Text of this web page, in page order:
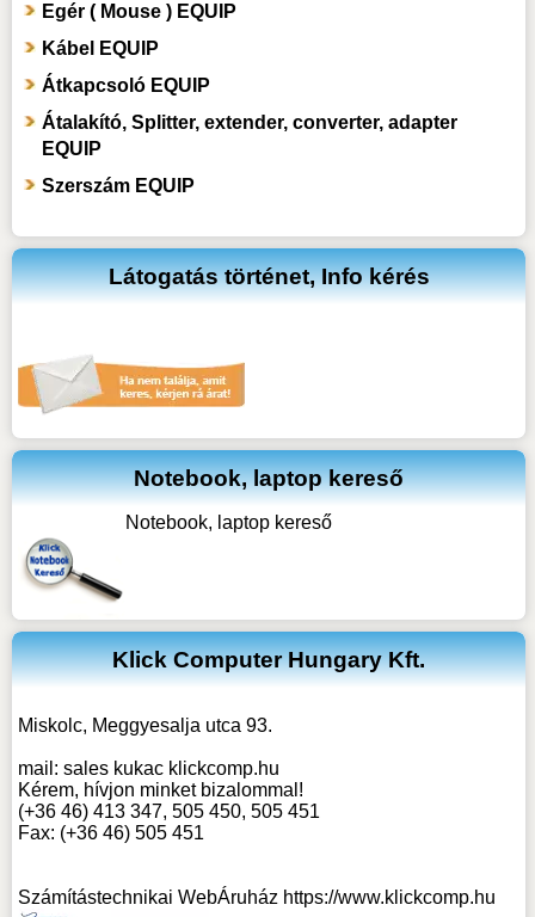
Egér ( Mouse ) EQUIP
Kábel EQUIP
Átkapcsoló EQUIP
Átalakító, Splitter, extender, converter, adapter
EQUIP
Szerszám EQUIP
Látogatás történet, Info kérés
Notebook, laptop kereső
Notebook, laptop kereső
Klick Computer Hungary Kft.
Miskolc, Meggyesalja utca 93.
mail: sales kukac klickcomp.hu
Kérem, hívjon minket bizalommal!
(+36 46) 413 347, 505 450, 505 451
Fax: (+36 46) 505 451
Számítástechnikai WebÁruház https://www.klickcomp.hu